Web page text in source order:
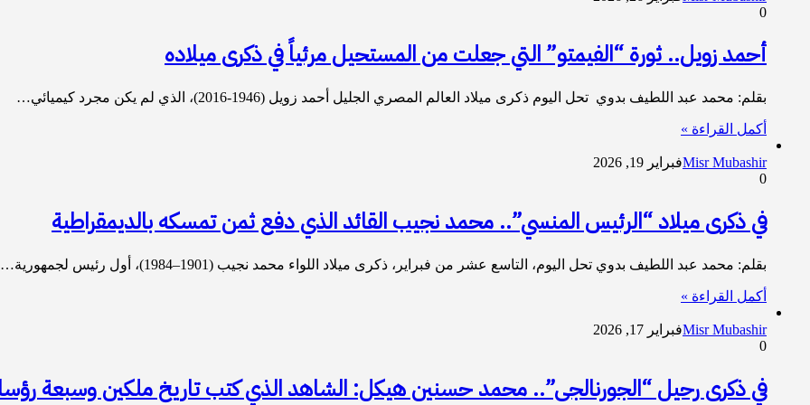
0
أحمد زويل.. ثورة “الفيمتو” التي جعلت من المستحيل مرئياً في ذكرى ميلاده
​بقلم: محمد عبد اللطيف بدوي ​تحل اليوم ذكرى ميلاد العالم المصري الجليل أحمد زويل (1946-2016)، الذي لم يكن مجرد كيميائي…
أكمل القراءة »
Misr Mubashirفبراير 19, 2026
0
في ذكرى ميلاد “الرئيس المنسي”.. محمد نجيب القائد الذي دفع ثمن تمسكه بالديمقراطية
​بقلم: محمد عبد اللطيف بدوي ​تحل اليوم، التاسع عشر من فبراير، ذكرى ميلاد اللواء محمد نجيب (1901–1984)، أول رئيس لجمهورية…
أكمل القراءة »
Misr Mubashirفبراير 17, 2026
0
في ذكرى رحيل “الجورنالجى”.. محمد حسنين هيكل: الشاهد الذي كتب تاريخ ملكين وسبعة